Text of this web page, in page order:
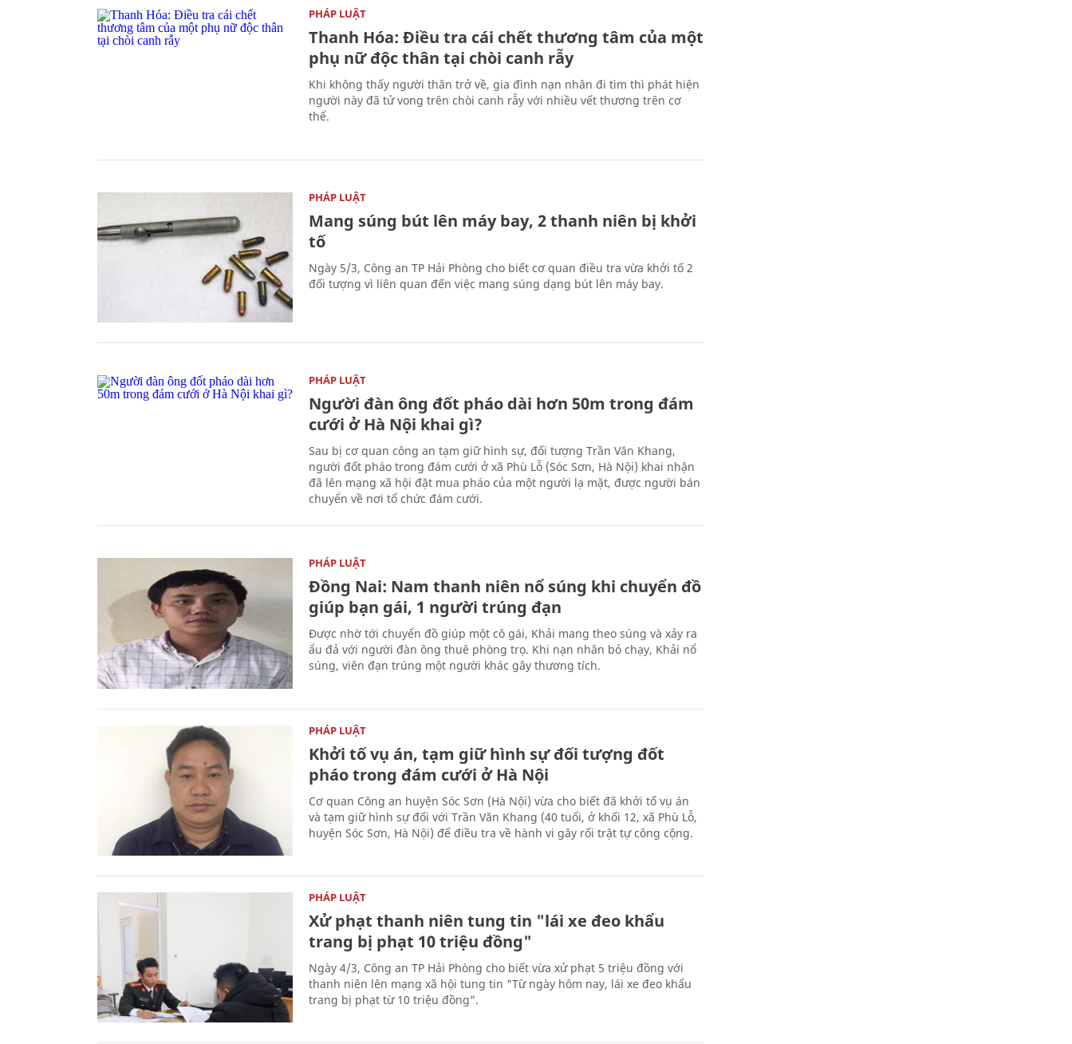
PHÁP LUẬT
Thanh Hóa: Điều tra cái chết thương tâm của một
phụ nữ độc thân tại chòi canh rẫy
Khi không thấy người thân trở về, gia đình nạn nhân đi tìm thì phát hiện
người này đã tử vong trên chòi canh rẫy với nhiều vết thương trên cơ
thể.
PHÁP LUẬT
Mang súng bút lên máy bay, 2 thanh niên bị khởi
tố
Ngày 5/3, Công an TP Hải Phòng cho biết cơ quan điều tra vừa khởi tố 2
đối tượng vì liên quan đến việc mang súng dạng bút lên máy bay.
PHÁP LUẬT
Người đàn ông đốt pháo dài hơn 50m trong đám
cưới ở Hà Nội khai gì?
Sau bị cơ quan công an tạm giữ hình sự, đối tượng Trần Văn Khang,
người đốt pháo trong đám cưới ở xã Phù Lỗ (Sóc Sơn, Hà Nội) khai nhận
đã lên mạng xã hội đặt mua pháo của một người lạ mặt, được người bán
chuyển về nơi tổ chức đám cưới.
PHÁP LUẬT
Đồng Nai: Nam thanh niên nổ súng khi chuyển đồ
giúp bạn gái, 1 người trúng đạn
Được nhờ tới chuyển đồ giúp một cô gái, Khải mang theo súng và xảy ra
ẩu đả với người đàn ông thuê phòng trọ. Khi nạn nhân bỏ chạy, Khải nổ
súng, viên đạn trúng một người khác gây thương tích.
PHÁP LUẬT
Khởi tố vụ án, tạm giữ hình sự đối tượng đốt
pháo trong đám cưới ở Hà Nội
Cơ quan Công an huyện Sóc Sơn (Hà Nội) vừa cho biết đã khởi tố vụ án
và tạm giữ hình sự đối với Trần Văn Khang (40 tuổi, ở khối 12, xã Phù Lỗ,
huyện Sóc Sơn, Hà Nội) để điều tra về hành vi gây rối trật tự công cộng.
PHÁP LUẬT
Xử phạt thanh niên tung tin "lái xe đeo khẩu
trang bị phạt 10 triệu đồng"
Ngày 4/3, Công an TP Hải Phòng cho biết vừa xử phạt 5 triệu đồng với
thanh niên lên mạng xã hội tung tin "Từ ngày hôm nay, lái xe đeo khẩu
trang bị phạt từ 10 triệu đồng".